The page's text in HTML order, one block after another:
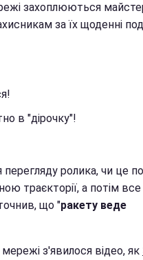
захоплюються
за їх щоденні
в "дірочку"!
ролика, чи це
траєкторії, а потім
що "ракету веде
з'явилося відео, як